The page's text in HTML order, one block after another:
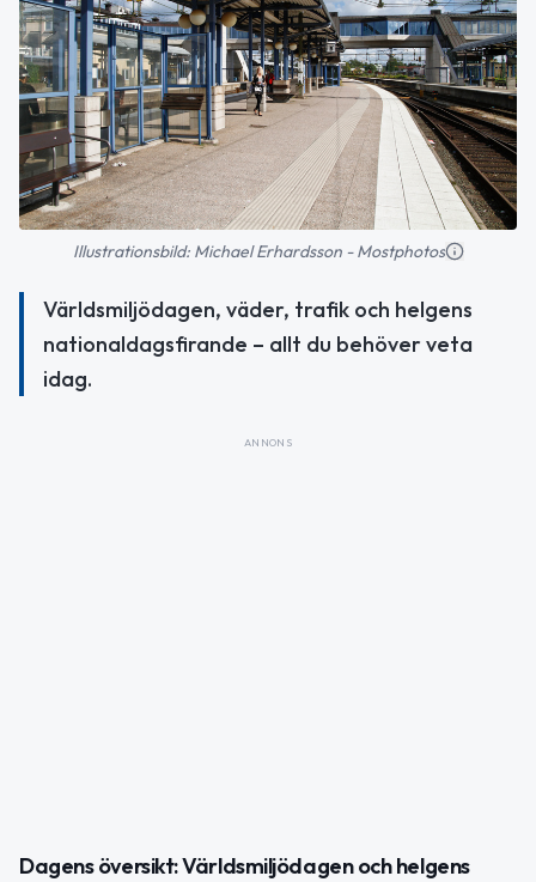
Illustrationsbild: Michael Erhardsson - Mostphotos
Världsmiljödagen, väder, trafik och helgens
nationaldagsfirande – allt du behöver veta
idag.
ANNONS
Dagens översikt: Världsmiljödagen och helgens